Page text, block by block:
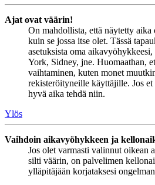
Ajat ovat väärin!
On mahdollista, että näytetty
kuin se jossa itse olet. Tässä
asetuksista oma
York, Sidney, jne. Huomaathan,
vaihtaminen, kuten monet
rekisteröityneille käyttäjille. Jos
hyvä aika tehdä niin.
Ylös
Vaihdoin aikavyöhykkeen ja
Jos olet varmasti valinnut oikean
silti väärin, on palvelimen
ylläpitäjään korjataksesi